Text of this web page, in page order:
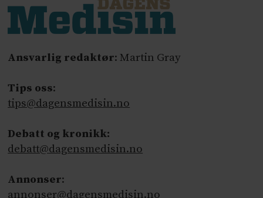
Ansvarlig redaktør: Martin Gray
Tips oss:
tips@dagensmedisin.no
Debatt og kronikk:
debatt@dagensmedisin.no
Annonser:
annonser@dagensmedisin.no